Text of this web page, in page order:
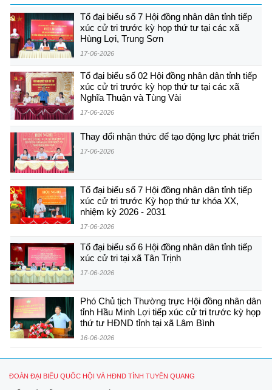
Tổ đại biểu số 7 Hội đồng nhân dân tỉnh tiếp
xúc cử tri trước kỳ họp thứ tư tại các xã
Hùng Lợi, Trung Sơn
17-06-2026
Tổ đại biểu số 02 Hội đồng nhân dân tỉnh tiếp
xúc cử tri trước kỳ họp thứ tư tại các xã
Nghĩa Thuận và Tùng Vài
17-06-2026
Thay đổi nhận thức để tạo động lực phát triển
17-06-2026
Tổ đại biểu số 7 Hội đồng nhân dân tỉnh tiếp
xúc cử tri trước Kỳ họp thứ tư khóa XX,
nhiệm kỳ 2026 - 2031
17-06-2026
Tổ đại biểu số 6 Hội đồng nhân dân tỉnh tiếp
xúc cử tri tại xã Tân Trịnh
17-06-2026
Phó Chủ tịch Thường trực Hội đồng nhân dân
tỉnh Hầu Minh Lợi tiếp xúc cử tri trước kỳ họp
thứ tư HĐND tỉnh tại xã Lâm Bình
16-06-2026
ĐOÀN ĐẠI BIỂU QUỐC HỘI VÀ HĐND TỈNH TUYÊN QUANG